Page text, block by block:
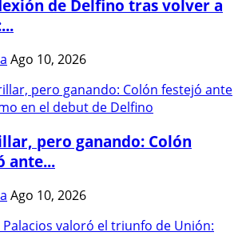
de Delfino tras volver a
Ago 10, 2026
pero ganando: Colón
ante...
Ago 10, 2026